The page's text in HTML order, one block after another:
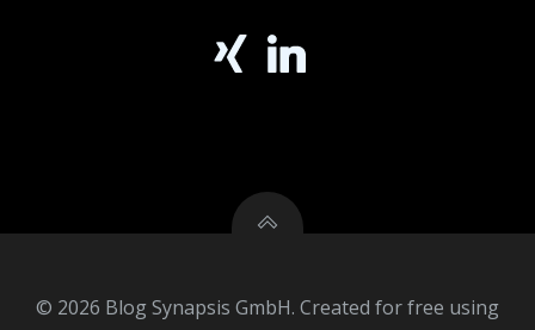
© 2026 Blog Synapsis GmbH. Created for free using